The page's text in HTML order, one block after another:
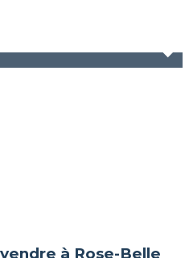
à Rose-Belle